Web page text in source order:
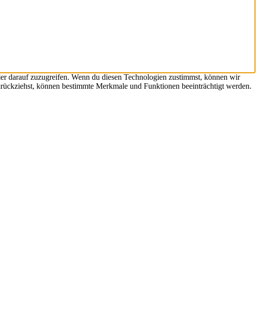
darauf zuzugreifen. Wenn du diesen Technologien zustimmst, können wir
können bestimmte Merkmale und Funktionen beeinträchtigt werden.